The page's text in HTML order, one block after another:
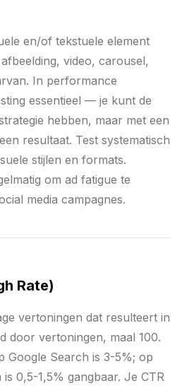
en/of tekstuele element
video, carousel,
In performance
essentieel — je kunt de
hebben, maar met een
resultaat. Test systematisch
stijlen en formats.
om ad fatigue te
media campagnes.
Rate)
vertoningen dat resulteert in
door vertoningen, maal 100.
Google Search is 3-5%; op
is 0,5-1,5% gangbaar. Je CTR